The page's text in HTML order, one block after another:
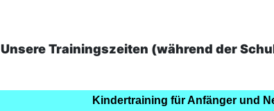
Unsere Trainingszeiten (während der
Kindertraining für Anfänger und